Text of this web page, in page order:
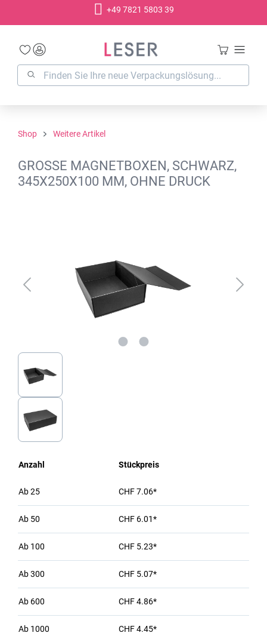
+49 7821 5803 39
Shop Weitere Artikel
GROSSE MAGNETBOXEN, SCHWARZ, 3
45X250X100 MM, OHNE DRUCK
Anzahl Stückpreis
Ab25 CHF 7.06*
Ab 50 CHF 6.01*
Ab 100 CHF 5.23*
Ab300 CHF 5.07*
Ab 600 CHF 4.86*
Ab 1000 CHF 4.45*